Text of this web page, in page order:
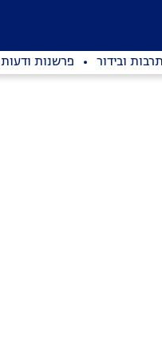
תרבות ובידור פרשנות ודעות